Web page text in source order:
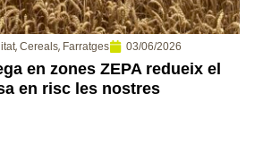
, Cereals, Farratges 03/06/2026
en zones ZEPA redueix el
en risc les nostres